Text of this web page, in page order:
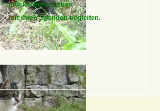
glücklicheres Leben
mit ihren Spenden begleiten.